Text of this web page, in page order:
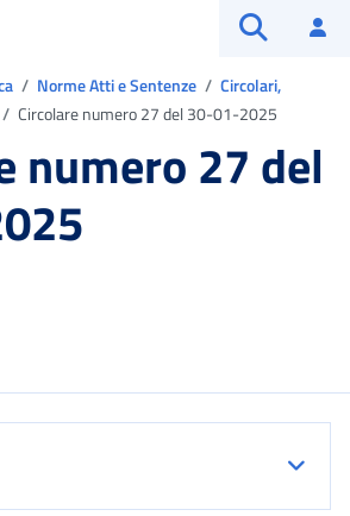
Norme Atti e Sentenze
Circolari,
Circolare numero 27 del 30-01-2025
numero 27 del